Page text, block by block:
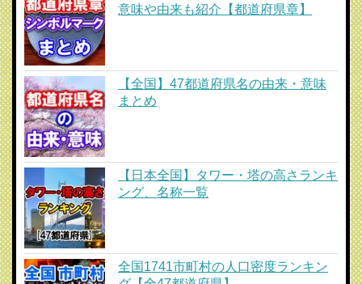
意味や由来も紹介【都道府県章】
【全国】47都道府県名の由来・意味
まとめ
【日本全国】タワー・塔の高さランキ
ング、名称一覧
全国1741市町村の人口密度ランキン